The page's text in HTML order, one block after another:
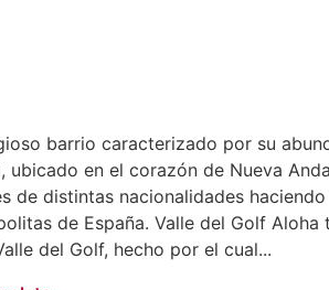
barrio caracterizado por su
ubicado en el corazón de Nueva
de distintas nacionalidades
de España. Valle del Golf Aloha
del Golf, hecho por el cual...